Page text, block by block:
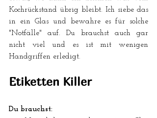
Kochrückstand übrig bleibt. Ich siebe das
in ein Glas und bewahre es für solche
"Notfälle" auf. Du brauchst auch gar
nicht viel und es ist mit wenigen
Handgriffen erledigt.
Etiketten Killer
Du brauchst: